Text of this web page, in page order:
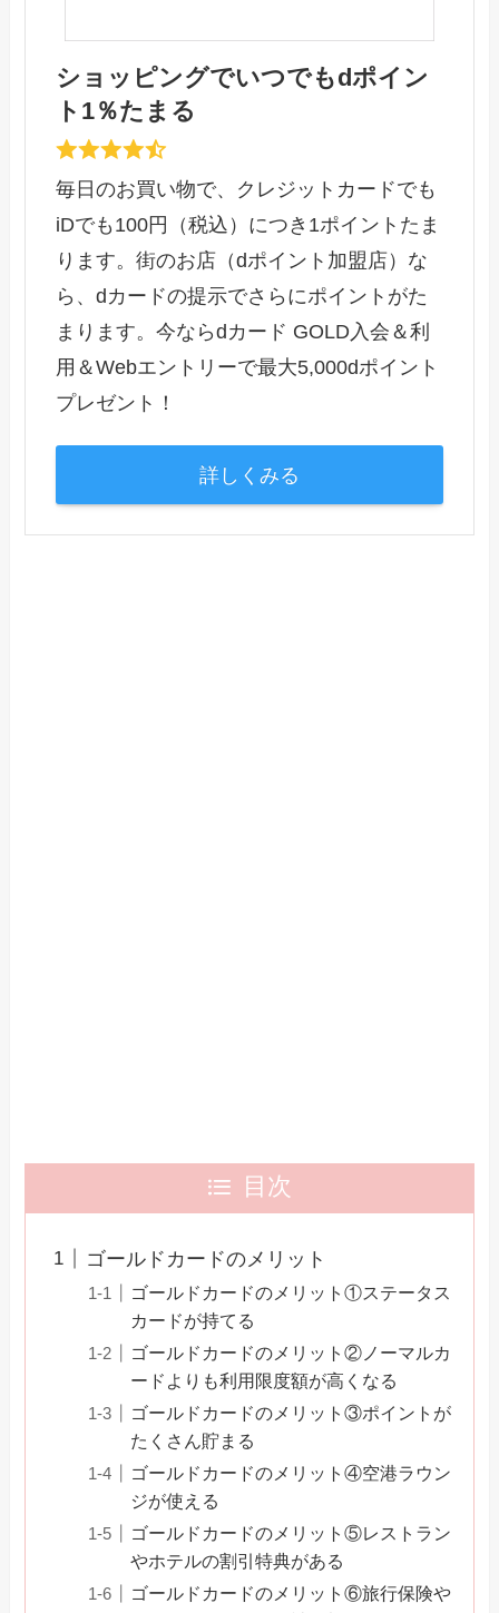
ショッピングでいつでもdポイン
ト1％たまる
毎日のお買い物で、クレジットカードでも
iDでも100円（税込）につき1ポイントたま
ります。街のお店（dポイント加盟店）な
ら、dカードの提示でさらにポイントがた
まります。今ならdカード GOLD入会＆利
用＆Webエントリーで最大5,000dポイント
プレゼント！
詳しくみる
目次
ゴールドカードのメリット
ゴールドカードのメリット①ステータス
カードが持てる
ゴールドカードのメリット②ノーマルカ
ードよりも利用限度額が高くなる
ゴールドカードのメリット③ポイントが
たくさん貯まる
ゴールドカードのメリット④空港ラウン
ジが使える
ゴールドカードのメリット⑤レストラン
やホテルの割引特典がある
ゴールドカードのメリット⑥旅行保険や